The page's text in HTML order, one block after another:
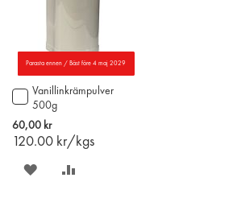
Parasta ennen / Bäst före 4 maj 2029
Vanillinkrämpulver
500g
60,00 kr
120.00 kr/kgs
Lägg
till
i
varukorgen
SPARA